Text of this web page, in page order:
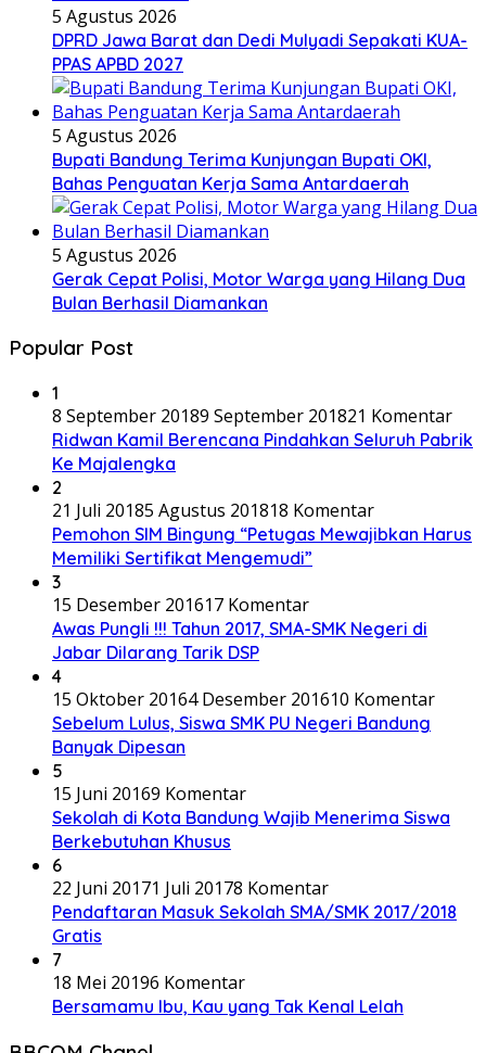
5 Agustus 2026
DPRD Jawa Barat dan Dedi Mulyadi Sepakati KUA-
PPAS APBD 2027
5 Agustus 2026
Bupati Bandung Terima Kunjungan Bupati OKI,
Bahas Penguatan Kerja Sama Antardaerah
5 Agustus 2026
Gerak Cepat Polisi, Motor Warga yang Hilang Dua
Bulan Berhasil Diamankan
Popular Post
1
8 September 20189 September 201821 Komentar
Ridwan Kamil Berencana Pindahkan Seluruh Pabrik
Ke Majalengka
2
21 Juli 20185 Agustus 201818 Komentar
Pemohon SIM Bingung “Petugas Mewajibkan Harus
Memiliki Sertifikat Mengemudi”
3
15 Desember 201617 Komentar
Awas Pungli !!! Tahun 2017, SMA-SMK Negeri di
Jabar Dilarang Tarik DSP
4
15 Oktober 20164 Desember 201610 Komentar
Sebelum Lulus, Siswa SMK PU Negeri Bandung
Banyak Dipesan
5
15 Juni 20169 Komentar
Sekolah di Kota Bandung Wajib Menerima Siswa
Berkebutuhan Khusus
6
22 Juni 20171 Juli 20178 Komentar
Pendaftaran Masuk Sekolah SMA/SMK 2017/2018
Gratis
7
18 Mei 20196 Komentar
Bersamamu Ibu, Kau yang Tak Kenal Lelah